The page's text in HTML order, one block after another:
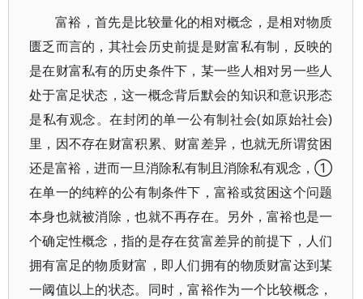
富裕，首先是比较量化的相对概念，是相对物质
匮乏而言的，其社会历史前提是财富私有制，反映的
是在财富私有的历史条件下，某一些人相对另一些人
处于富足状态，这一概念背后默会的知识和意识形态
是私有观念。在封闭的单一公有制社会(如原始社会)
里，因不存在财富积累、财富差异，也就无所谓贫困
还是富裕，进而一旦消除私有制且消除私有观念，①
在单一的纯粹的公有制条件下，富裕或贫困这个问题
本身也就被消除，也就不再存在。另外，富裕也是一
个确定性概念，指的是存在贫富差异的前提下，人们
拥有富足的物质财富，即人们拥有的物质财富达到某
一阈值以上的状态。同时，富裕作为一个比较概念，